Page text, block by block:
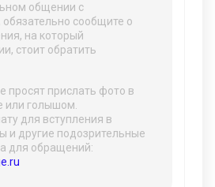
общении с
сообщите о
на который
стоит обратить
просят прислать фото в
или голышом.
для вступления в
и другие подозрительные
для обращений: